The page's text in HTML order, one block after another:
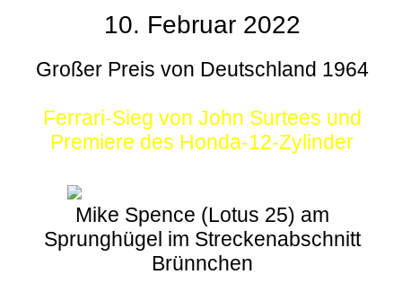
10. Februar 2022
Großer Preis von Deutschland 1964
Ferrari-Sieg von John Surtees und
Premiere des Honda-12-Zylinder
Mike Spence (Lotus 25) am
Sprunghügel im Streckenabschnitt
Brünnchen